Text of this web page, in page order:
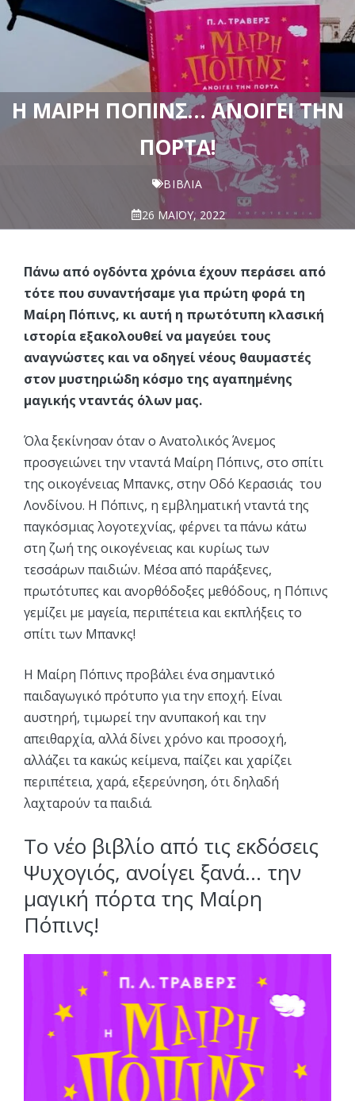
Η ΜΑΊΡΗ ΠΌΠΙΝΣ… ΑΝΟΊΓΕΙ ΤΗΝ
ΠΌΡΤΑ!
ΒΙΒΛΊΑ
26 ΜΑΪ́ΟΥ, 2022
Πάνω από ογδόντα χρόνια έχουν περάσει από
τότε που συναντήσαμε για πρώτη φορά τη
Μαίρη Πόπινς, κι αυτή η πρωτότυπη κλασική
ιστορία εξακολουθεί να μαγεύει τους
αναγνώστες και να οδηγεί νέους θαυμαστές
στον μυστηριώδη κόσμο της αγαπημένης
μαγικής νταντάς όλων μας.
Όλα ξεκίνησαν όταν ο Ανατολικός Άνεμος
προσγειώνει την νταντά Μαίρη Πόπινς, στο σπίτι
της οικογένειας Μπανκς, στην Οδό Κερασιάς του
Λονδίνου. Η Πόπινς, η εμβληματική νταντά της
παγκόσμιας λογοτεχνίας, φέρνει τα πάνω κάτω
στη ζωή της οικογένειας και κυρίως των
τεσσάρων παιδιών. Μέσα από παράξενες,
πρωτότυπες και ανορθόδοξες μεθόδους, η Πόπινς
γεμίζει με μαγεία, περιπέτεια και εκπλήξεις το
σπίτι των Μπανκς!
Η Μαίρη Πόπινς προβάλει ένα σημαντικό
παιδαγωγικό πρότυπο για την εποχή. Είναι
αυστηρή, τιμωρεί την ανυπακοή και την
απειθαρχία, αλλά δίνει χρόνο και προσοχή,
αλλάζει τα κακώς κείμενα, παίζει και χαρίζει
περιπέτεια, χαρά, εξερεύνηση, ότι δηλαδή
λαχταρούν τα παιδιά.
Το νέο βιβλίο από τις εκδόσεις
Ψυχογιός, ανοίγει ξανά… την
μαγική πόρτα της Μαίρη
Πόπινς!